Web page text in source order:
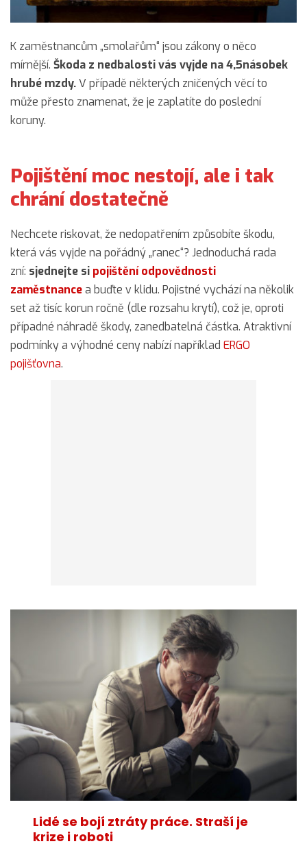
K zaměstnancům „smolařům“ jsou zákony o něco
mírnější. Škoda z nedbalosti vás vyjde na 4,5násobek
hrubé mzdy.V případě některých zničených věcí to
může přesto znamenat, že je zaplatíte do poslední
koruny.
Pojištění moc nestojí, ale i tak
chrání dostatečně
Nechcete riskovat, že nedopatřením způsobíte škodu,
která vás vyjde na pořádný „ranec“? Jednoduchá rada
zní: sjednejte si pojištění odpovědnosti
zaměstnancea buďte v klidu. Pojistné vychází na několik
set až tisíc korun ročně (dle rozsahu krytí), což je, oproti
případné náhradě škody, zanedbatelná částka. Atraktivní
podmínky a výhodné ceny nabízí například ERGO
pojišťovna.
Lidé se bojí ztráty práce. Straší je
krize i roboti